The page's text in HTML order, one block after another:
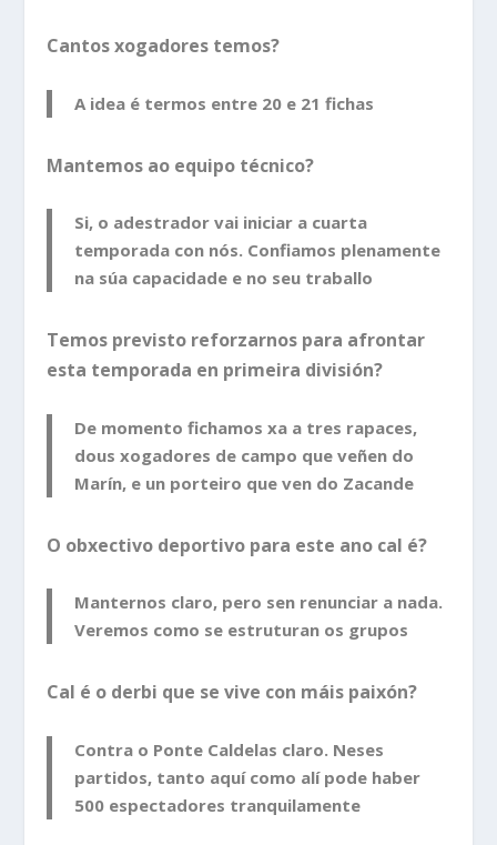
Cantos xogadores temos?
A idea é termos entre 20 e 21 fichas
Mantemos ao equipo técnico?
Si, o adestrador vai iniciar a cuarta
temporada con nós. Confiamos plenamente
na súa capacidade e no seu traballo
Temos previsto reforzarnos para afrontar
esta temporada en primeira división?
De momento fichamos xa a tres rapaces,
dous xogadores de campo que veñen do
Marín, e un porteiro que ven do Zacande
O obxectivo deportivo para este ano cal é?
Manternos claro, pero sen renunciar a nada.
Veremos como se estruturan os grupos
Cal é o derbi que se vive con máis paixón?
Contra o Ponte Caldelas claro. Neses
partidos, tanto aquí como alí pode haber
500 espectadores tranquilamente